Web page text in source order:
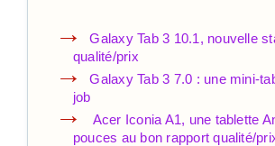
Galaxy Tab 3 10.1, nouvelle
qualité/prix
Galaxy Tab 3 7.0 : une mini-
job
Acer Iconia A1, une tablette
pouces au bon rapport qualité/